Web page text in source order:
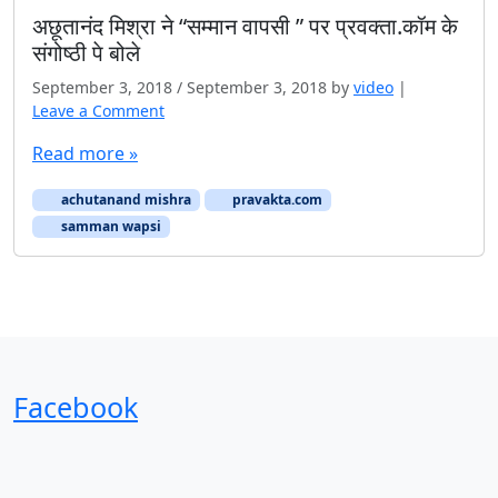
अछूतानंद मिश्रा ने “सम्मान वापसी ” पर प्रवक्ता.कॉम के
संगोष्ठी पे बोले
September 3, 2018 / September 3, 2018 by video |
Leave a Comment
Read more »
achutanand mishra
pravakta.com
samman wapsi
Facebook